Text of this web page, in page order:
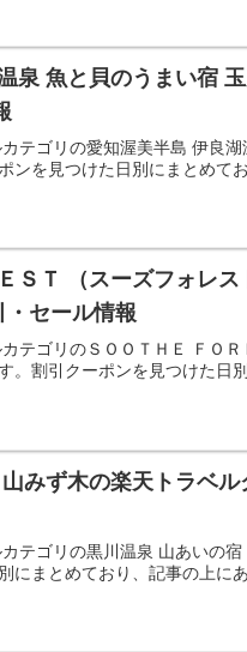
泉 魚と貝のうまい宿
テゴリの愛知渥美半島 伊良
ンを見つけた日別にまとめ
ＳＴ （スーズフォレ
セール情報
テゴリのＳＯＯＴＨＥ ＦＯ
。割引クーポンを見つけた日
みず木の楽天トラベ
テゴリの黒川温泉 山あいの
にまとめており、記事の上に